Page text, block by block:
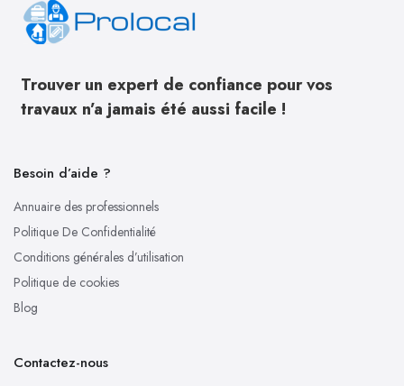
Trouver un expert de confiance pour vos
travaux n’a jamais été aussi facile !
Besoin d’aide ?
Annuaire des professionnels
Politique De Confidentialité
Conditions générales d’utilisation
Politique de cookies
Blog
Contactez-nous